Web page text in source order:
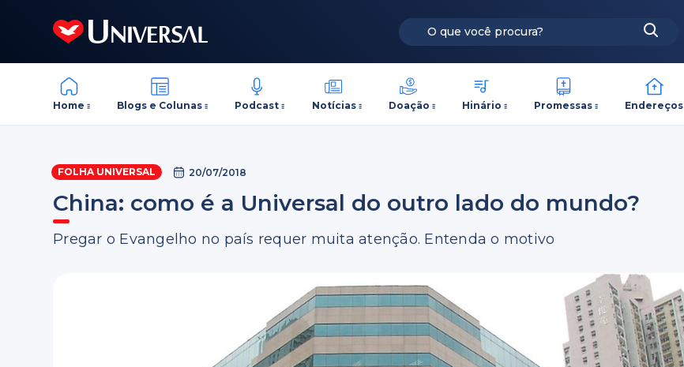
Home Blogs e Colunas Podcast Notícias Doação Hinário Promessas Endereços
FOLHA UNIVERSAL 20/07/2018
China: como é a Universal do outro lado do mundo?
Pregar o Evangelho no país requer muita atenção. Entenda o motivo